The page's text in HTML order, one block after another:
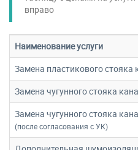
вправо
Наименование услуги
Замена пластикового
Замена чугунного стояка
Замена чугунного стояка
(после согласования с УК)